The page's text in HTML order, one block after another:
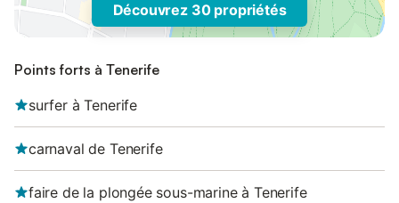
Découvrez 30 propriétés
Points forts à Tenerife
surfer à Tenerife
carnaval de Tenerife
faire de la plongée sous-marine à Tenerife